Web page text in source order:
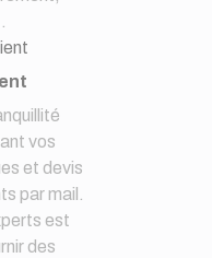
vos
et devis
par mail.
est
des